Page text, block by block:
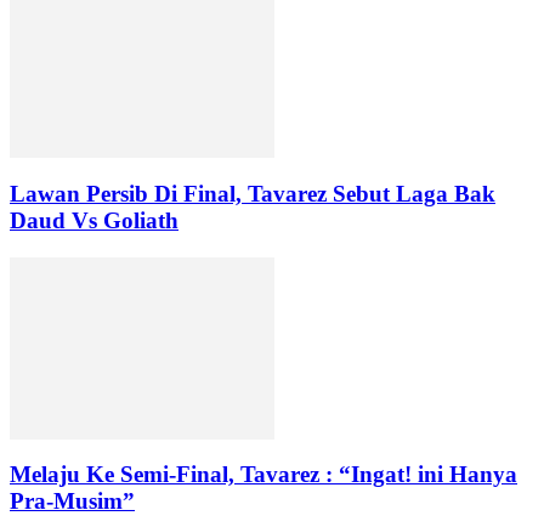
Lawan Persib Di Final, Tavarez Sebut Laga Bak
Daud Vs Goliath
Melaju Ke Semi-Final, Tavarez : “Ingat! ini Hanya
Pra-Musim”